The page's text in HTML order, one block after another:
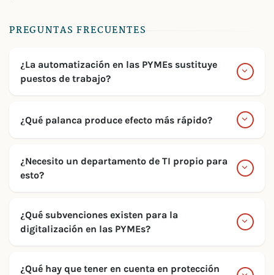
PREGUNTAS FRECUENTES
¿La automatización en las PYMEs sustituye
puestos de trabajo?
¿Qué palanca produce efecto más rápido?
¿Necesito un departamento de TI propio para
esto?
¿Qué subvenciones existen para la
digitalización en las PYMEs?
¿Qué hay que tener en cuenta en protección